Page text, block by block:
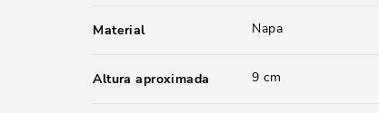
Material Napa
Altura aproximada 9 cm